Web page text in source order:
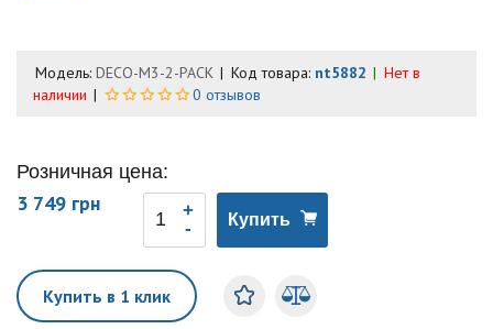
Модель: DECO-M3-2-PACK Код товара: nt5882
Нет в
наличии
0 отзывов
Розничная цена:
3 749 грн
Купить
Купить в 1 клик